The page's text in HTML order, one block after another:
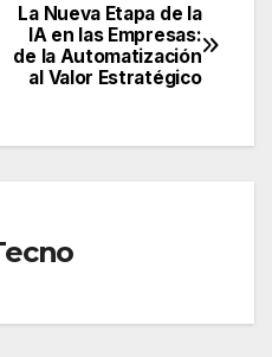
La Nueva Etapa de la
IA en las Empresas:
de la Automatización
al Valor Estratégico